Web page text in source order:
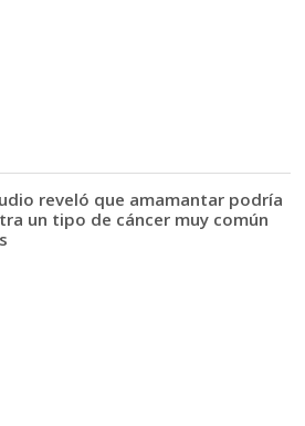
reveló que amamantar podría
un tipo de cáncer muy común